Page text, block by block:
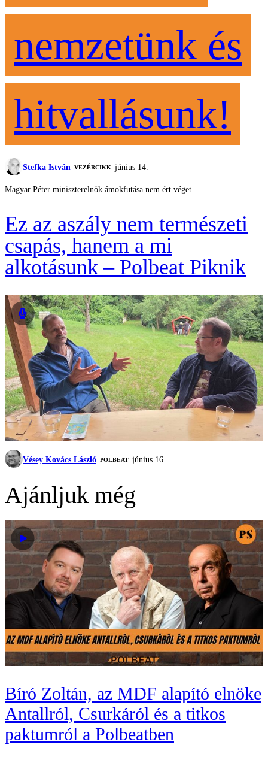
nemzetünk és
hitvallásunk!
Stefka István VEZÉRCIKK június 14.
Magyar Péter miniszterelnök ámokfutása nem ért véget.
Ez az aszály nem természeti
csapás, hanem a mi
alkotásunk – Polbeat Piknik
Vésey Kovács László ‎POLBEAT június 16.
Ajánljuk még
Bíró Zoltán, az MDF alapító elnöke
Antallról, Csurkáról és a titkos
paktumról a Polbeatben